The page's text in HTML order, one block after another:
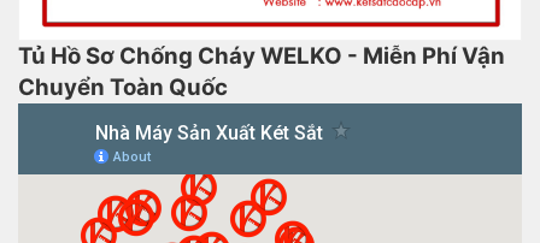
Tủ Hồ Sơ Chống Cháy WELKO - Miễn Phí Vận
Chuyển Toàn Quốc